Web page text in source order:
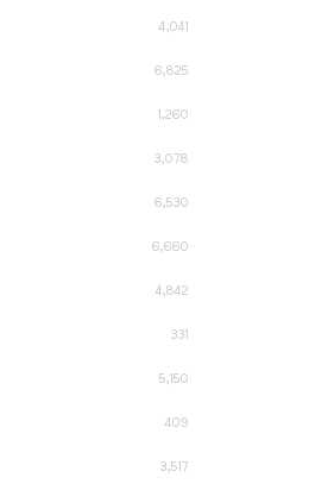
4,041
6,825
1,260
3,078
6,530
6,660
4,842
331
5,150
409
3,517